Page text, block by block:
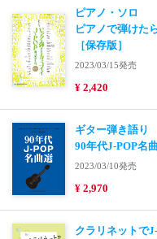
ピアノ・ソロ
ピアノで弾けた
［保存版］
2023/03/15発売
¥ 2,420
ギター弾き語り
90年代J-POP名
2023/03/10発売
¥ 2,970
クラリネットで